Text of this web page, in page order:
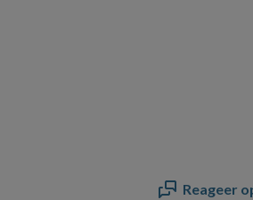
Reageer